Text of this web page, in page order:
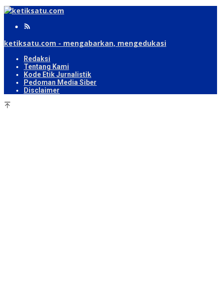
ketiksatu.com - mengabarkan, mengedukasi
Redaksi
Tentang Kami
Kode Etik Jurnalistik
Pedoman Media Siber
Disclaimer